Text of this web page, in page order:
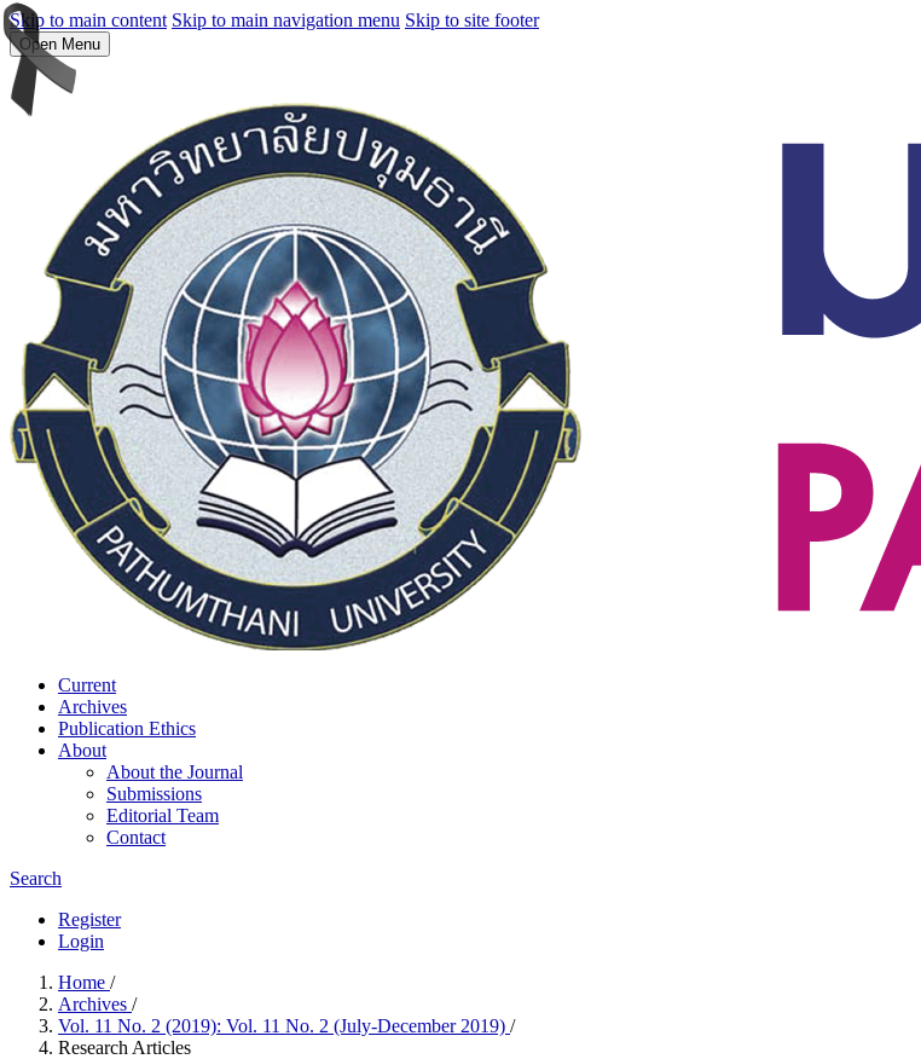
Skip to main content Skip to main navigation menu Skip to site footer
Open Menu
Current
Archives
Publication Ethics
About
About the Journal
Submissions
Editorial Team
Contact
Search
Register
Login
Home /
Archives /
Vol. 11 No. 2 (2019): Vol. 11 No. 2 (July-December 2019) /
Research Articles